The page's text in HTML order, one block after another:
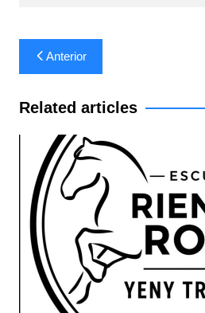
Navegación
de
entradas
Anterior
Related articles